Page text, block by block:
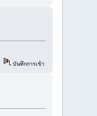
บันทึกการเข้า